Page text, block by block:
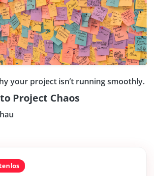
your project isn’t running smoothly.
Project Chaos